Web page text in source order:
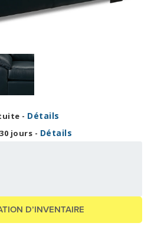
- Détails
jours - Détails
D’INVENTAIRE